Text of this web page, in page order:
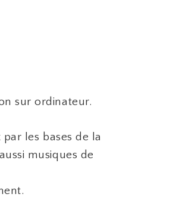
sur ordinateur.
les bases de la
musiques de